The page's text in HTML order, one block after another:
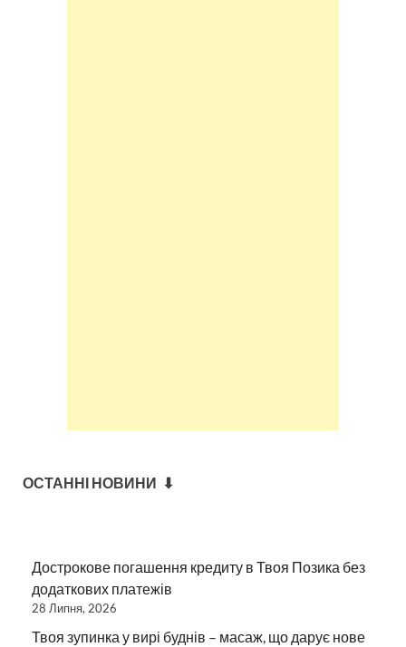
ОСТАННІ НОВИНИ ⬇
Дострокове погашення кредиту в Твоя Позика без
додаткових платежів
28 Липня, 2026
Твоя зупинка у вирі буднів – масаж, що дарує нове